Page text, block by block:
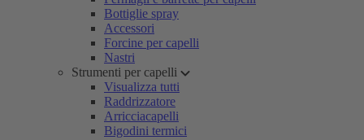
Bottiglie spray
Accessori
Forcine per capelli
Nastri
Strumenti per capelli
Visualizza tutti
Raddrizzatore
Arricciacapelli
Bigodini termici